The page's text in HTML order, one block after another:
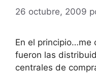
26 octubre, 2009
En el principio…me
fueron las
centrales de